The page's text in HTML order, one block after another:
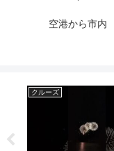
空港から市内
クルーズ